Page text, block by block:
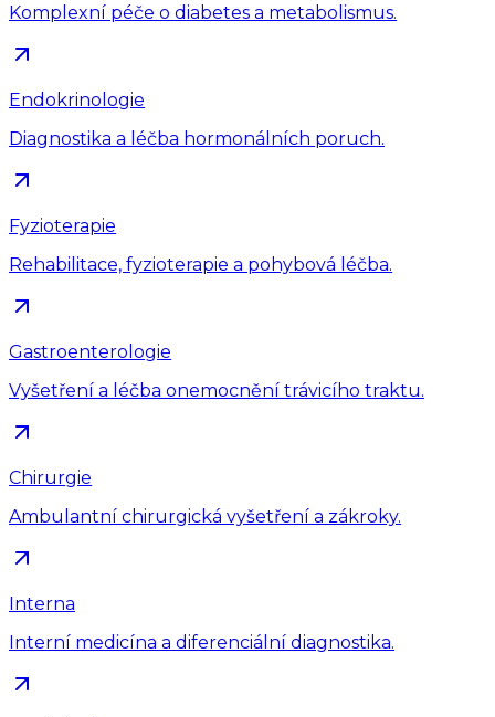
Komplexní péče o diabetes a metabolismus.
Endokrinologie
Diagnostika a léčba hormonálních poruch.
Fyzioterapie
Rehabilitace, fyzioterapie a pohybová léčba.
Gastroenterologie
Vyšetření a léčba onemocnění trávicího traktu.
Chirurgie
Ambulantní chirurgická vyšetření a zákroky.
Interna
Interní medicína a diferenciální diagnostika.